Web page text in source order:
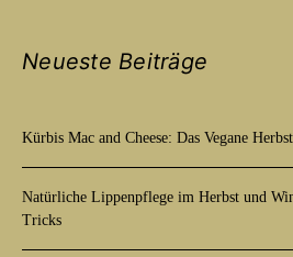
Neueste Beiträge
Kürbis Mac and Cheese: Das Vegane
Natürliche Lippenpflege im Herbst und
Tricks